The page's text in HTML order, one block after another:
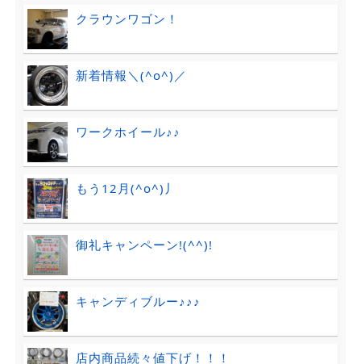
クラウンワゴン！
新着情報＼(^o^)／
ワークホイール♪♪
もう12月(^o^)丿
御礼キャンペーン!(^^)!
キャンディブルー♪♪♪
店内商品続々値下げ！！！